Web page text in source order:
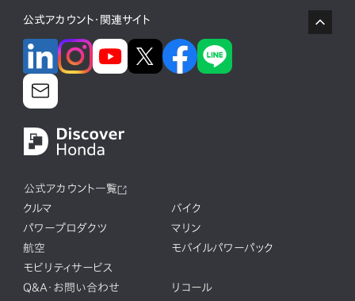
公式アカウント・関連サイト
公式アカウント一覧
クルマ
バイク
パワープロダクツ
マリン
航空
モバイルパワーパック
モビリティサービス
Q&A・お問い合わせ
リコール